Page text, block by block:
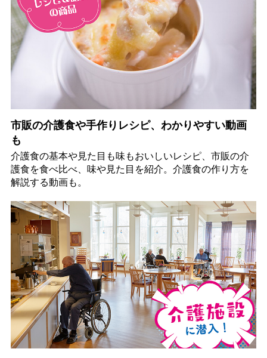
市販の介護食や手作りレシピ、わかりやすい動画
も
介護食の基本や見た目も味もおいしいレシピ、市販の介
護食を食べ比べ、味や見た目を紹介。介護食の作り方を
解説する動画も。